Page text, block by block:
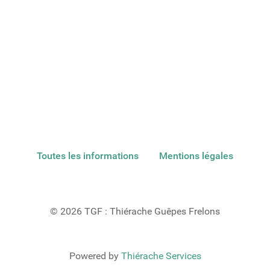
Toutes les informations Mentions légales
© 2026 TGF : Thiérache Guêpes Frelons
Powered by Thiérache Services